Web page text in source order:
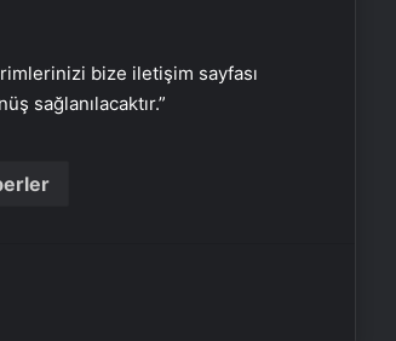
bize iletişim sayfası
sağlanılacaktır.”
Ücret ve Kesintisiz Burs